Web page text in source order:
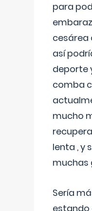
para
cesárea
así
deporte
comba
mucho
lenta , y
muchas
Sería